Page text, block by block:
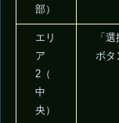
部）
エリ
ア
2（
中
央）
「
ボタ